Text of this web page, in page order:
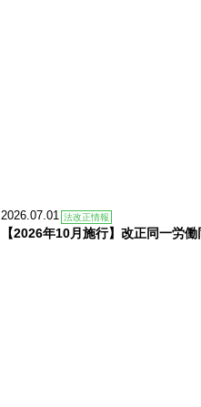
2026.07.01 法改正情報
【2026年10月施行】改正同一労